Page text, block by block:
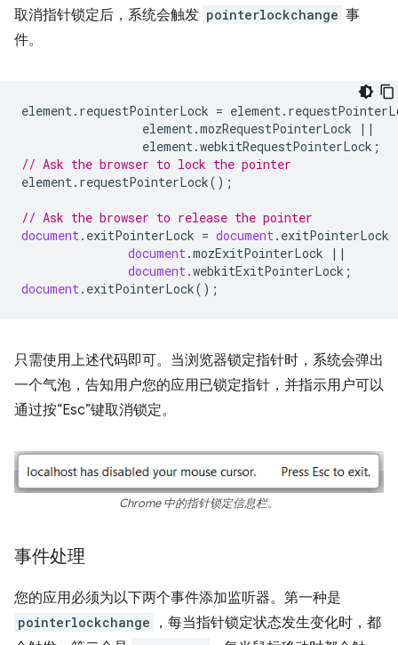
取消指针锁定后，系统会触发 pointerlockchange 事
件。
element. requestPointerLock = element.
element.mozRequestPointerLock
||
element.webkitRequestPointerLock ;
// Ask the browser to lock the pointer
element. requestPointerLock();
// Ask the browser to release the pointer
document. exitPointerLock = document. exitPointerLock
document.mozExitPointerLock
||
document.webkitExitPointerLock ;
document. exitPointerLock();
只需使用上述代码即可。当浏览器锁定指针时，系统会弹出
一个气泡，告知用户您的应用已锁定指针，并指示用户可以
通过按“Esc”键取消锁定。
Chrome 中的指针锁定信息栏。
事件处理
您的应用必须为以下两个事件添加监听器。第一种是
pointerlockchange
，每当指针锁定状态发生变化时，都